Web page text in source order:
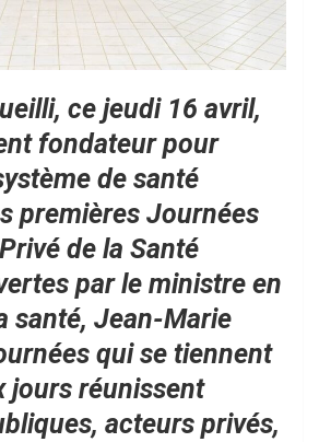
ce jeudi 16 avril,
fondateur pour
de santé
premières Journées
de la Santé
par le ministre en
santé, Jean-Marie
qui se tiennent
jours réunissent
acteurs privés,